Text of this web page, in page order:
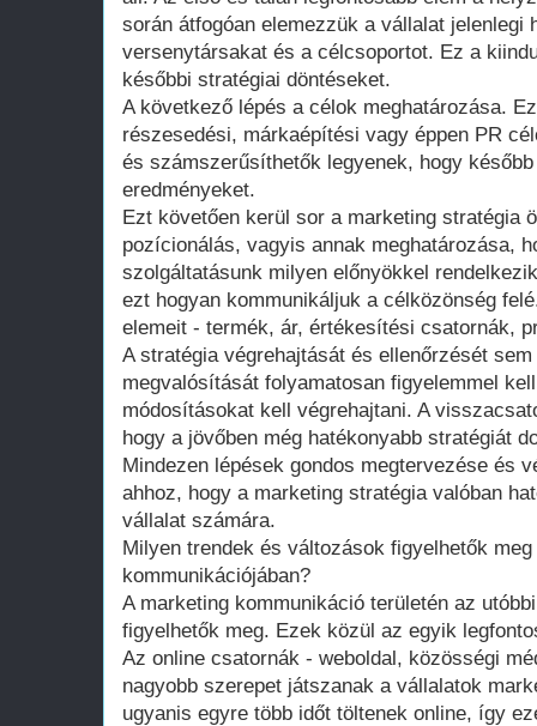
során átfogóan elemezzük a vállalat jelenlegi
versenytársakat és a célcsoportot. Ez a
későbbi stratégiai döntéseket.
A következő lépés a célok meghatározása.
részesedési, márkaépítési vagy éppen PR
és számszerűsíthetők legyenek, hogy
eredményeket.
Ezt követően kerül sor a marketing stratégia
pozícionálás, vagyis annak meghatározása,
szolgáltatásunk milyen előnyökkel
ezt hogyan kommunikáljuk a célközönség
elemeit - termék, ár, értékesítési csatornák,
A stratégia végrehajtását és ellenőrzését
megvalósítását folyamatosan figyelemmel
módosításokat kell végrehajtani. A
hogy a jövőben még hatékonyabb stratégiát
Mindezen lépések gondos megtervezése és
ahhoz, hogy a marketing stratégia valóban
vállalat számára.
Milyen trendek és változások figyelhetők
kommunikációjában?
A marketing kommunikáció területén az
figyelhetők meg. Ezek közül az egyik
Az online csatornák - weboldal, közösségi
nagyobb szerepet játszanak a vállalatok
ugyanis egyre több időt töltenek online, így